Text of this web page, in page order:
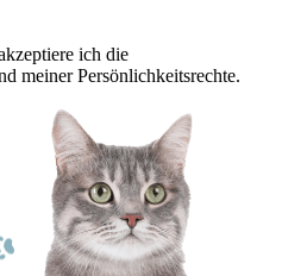
ich die
meiner Persönlichkeitsrechte.